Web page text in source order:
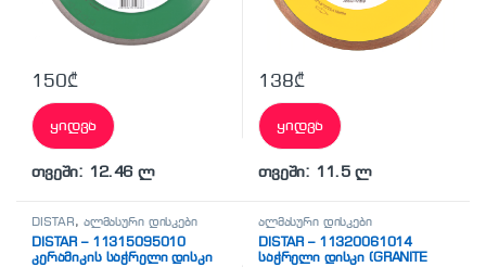
150₾
ყიდვა
თვეში: 12.46 ლ
138₾
ყიდვა
თვეში: 11.5 ლ
DISTAR, ალმასური დისკები
DISTAR – 11315095010
კერამიკის საჭრელი დისკი
ალმასური დისკები
DISTAR – 11320061014
საჭრელი დისკი (GRANITE